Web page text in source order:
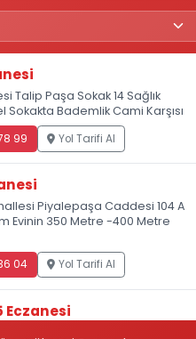
Talip Paşa Sokak 14 Sağlık
Sokakta Bademlik Cami Karşısı
99 Yol Tarifi Al
Piyalepaşa Caddesi 104 A
Evinin 350 Metre -400 Metre
04 Yol Tarifi Al
Eczanesi